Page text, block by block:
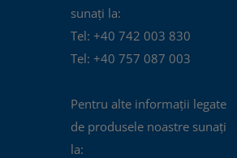
sunați la:
Tel: +40 742 003 830
Tel: +40 757 087 003
Pentru alte informații legate
de produsele noastre sunați
la: